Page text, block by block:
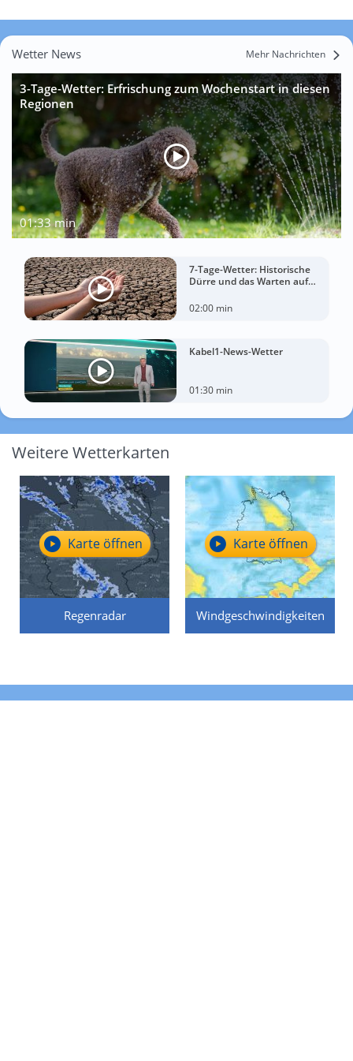
Wetter News Mehr Nachrichten
3-Tage-Wetter: Erfrischung zum Wochenstart in diesen
Regionen
01:33 min
7-Tage-Wetter: Historische
Dürre und das Warten auf
02:00 min
Kabel1-News-Wetter
01:30 min
Weitere Wetterkarten
Regenradar
Karte öffnen
Windgeschwindigkeiten
Karte öffnen